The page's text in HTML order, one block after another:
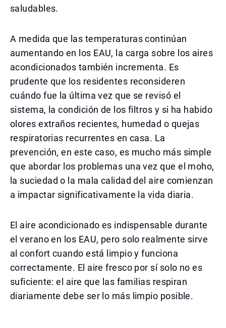
saludables.
A medida que las temperaturas continúan
aumentando en los EAU, la carga sobre los aires
acondicionados también incrementa. Es
prudente que los residentes reconsideren
cuándo fue la última vez que se revisó el
sistema, la condición de los filtros y si ha habido
olores extraños recientes, humedad o quejas
respiratorias recurrentes en casa. La
prevención, en este caso, es mucho más simple
que abordar los problemas una vez que el moho,
la suciedad o la mala calidad del aire comienzan
a impactar significativamente la vida diaria.
El aire acondicionado es indispensable durante
el verano en los EAU, pero solo realmente sirve
al confort cuando está limpio y funciona
correctamente. El aire fresco por sí solo no es
suficiente: el aire que las familias respiran
diariamente debe ser lo más limpio posible.